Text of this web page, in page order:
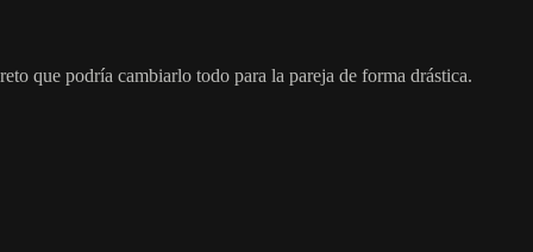
que podría cambiarlo todo para la pareja de forma drástica.